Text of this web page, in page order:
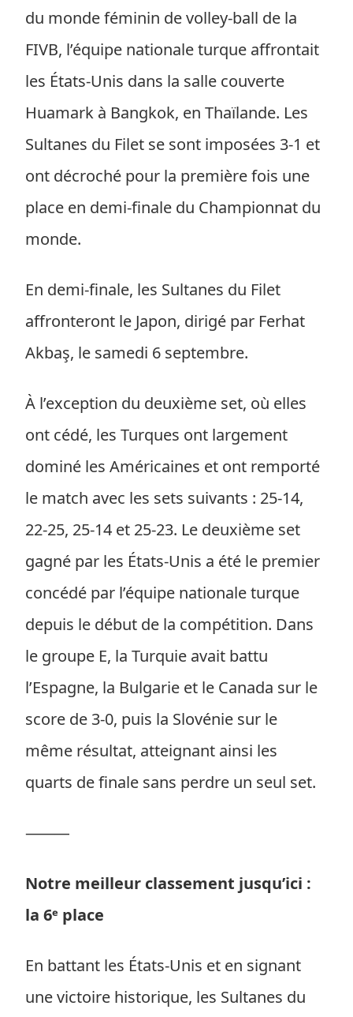
du monde féminin de volley-ball de la
FIVB, l’équipe nationale turque affrontait
les États-Unis dans la salle couverte
Huamark à Bangkok, en Thaïlande. Les
Sultanes du Filet se sont imposées 3-1 et
ont décroché pour la première fois une
place en demi-finale du Championnat du
monde.
En demi-finale, les Sultanes du Filet
affronteront le Japon, dirigé par Ferhat
Akbaş, le samedi 6 septembre.
À l’exception du deuxième set, où elles
ont cédé, les Turques ont largement
dominé les Américaines et ont remporté
le match avec les sets suivants : 25-14,
22-25, 25-14 et 25-23. Le deuxième set
gagné par les États-Unis a été le premier
concédé par l’équipe nationale turque
depuis le début de la compétition. Dans
le groupe E, la Turquie avait battu
l’Espagne, la Bulgarie et le Canada sur le
score de 3-0, puis la Slovénie sur le
même résultat, atteignant ainsi les
quarts de finale sans perdre un seul set.
⸻
Notre meilleur classement jusqu’ici :
la 6ᵉ place
En battant les États-Unis et en signant
une victoire historique, les Sultanes du